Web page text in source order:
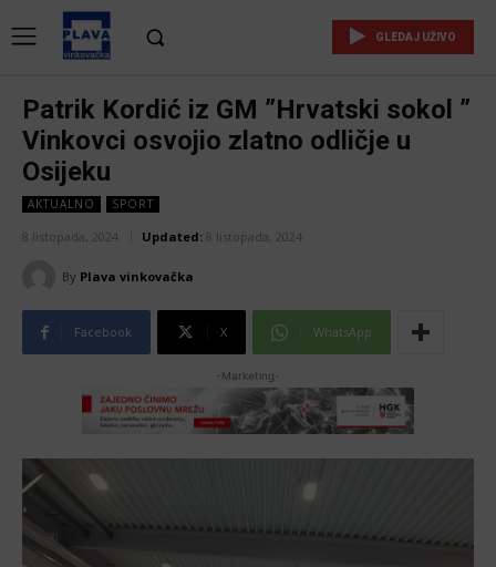
GLEDAJ UŽIVO
Patrik Kordić iz GM ”Hrvatski sokol ”
Vinkovci osvojio zlatno odličje u
Osijeku
AKTUALNO SPORT
8 listopada, 2024 Updated: 8 listopada, 2024
By Plava vinkovačka
Facebook X WhatsApp
-Marketing-